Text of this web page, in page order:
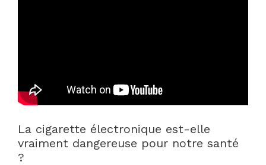
La cigarette électronique est-elle
vraiment dangereuse pour notre santé
?